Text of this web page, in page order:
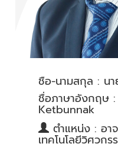
ชื่อ-นามสกุล : น
ชื่อภาษาอังกฤษ :
Ketbunnak
ตำแหน่ง : อา
เทคโนโลยีวิศวกร